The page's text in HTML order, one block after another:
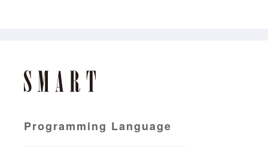
Programming Language